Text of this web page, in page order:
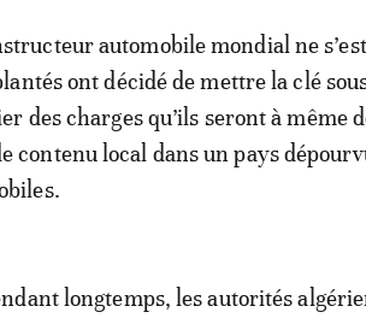
automobile mondial ne
ont décidé de mettre la clé
des charges qu’ils seront à même
contenu local dans un pays
longtemps, les autorités